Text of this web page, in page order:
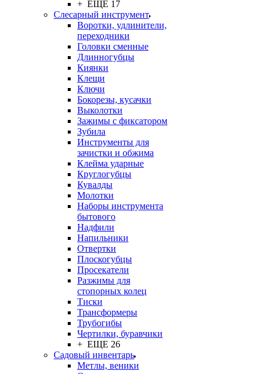
+ ЕЩЕ 17
Слесарный инструмент
Воротки, удлинители,
переходники
Головки сменные
Длинногубцы
Киянки
Клещи
Ключи
Бокорезы, кусачки
Выколотки
Зажимы с фиксатором
Зубила
Инструменты для
зачистки и обжима
Клейма ударные
Круглогубцы
Кувалды
Молотки
Наборы инструмента
бытового
Надфили
Напильники
Отвертки
Плоскогубцы
Просекатели
Разжимы для
стопорных колец
Тиски
Трансформеры
Трубогибы
Чертилки, буравчики
+ ЕЩЕ 26
Садовый инвентарь
Метлы, веники